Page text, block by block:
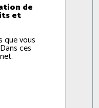
de
et
que vous
ces